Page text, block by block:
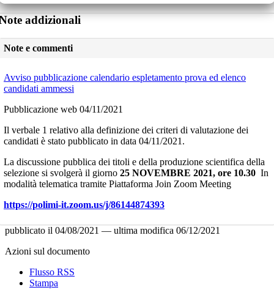
addizionali
Note e commenti
Avviso pubblicazione calendario espletamento prova ed elenco
candidati ammessi
Pubblicazione web 04/11/2021
Il verbale 1 relativo alla definizione dei criteri di valutazione dei
candidati è stato pubblicato in data 04/11/2021.
La discussione pubblica dei titoli e della produzione scientifica della
selezione si svolgerà il giorno 25 NOVEMBRE 2021, ore 10.30 In
modalità telematica tramite Piattaforma Join Zoom Meeting
https://polimi-it.zoom.us/j/86144874393
pubblicato il 04/08/2021 — ultima modifica 06/12/2021
Azioni sul documento
Flusso RSS
Stampa